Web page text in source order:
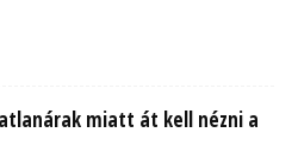
miatt át kell nézni a